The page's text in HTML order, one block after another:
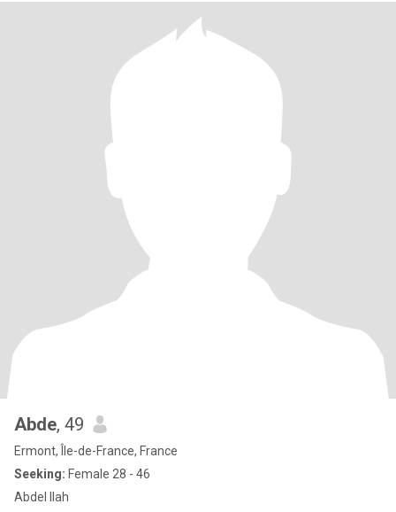
Abde, 49
Ermont, Île-de-France, France
Seeking: Female 28 - 46
Abdel Ilah